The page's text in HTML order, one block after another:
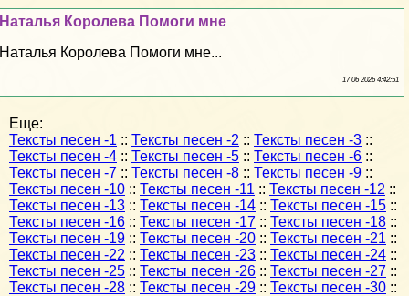
Наталья Королева Помоги мне
Наталья Королева Помоги мне...
17 06 2026 4:42:51
Еще:
Тексты песен -1 :: Тексты песен -2 :: Тексты песен -3 ::
Тексты песен -4 :: Тексты песен -5 :: Тексты песен -6 ::
Тексты песен -7 :: Тексты песен -8 :: Тексты песен -9 ::
Тексты песен -10 :: Тексты песен -11 :: Тексты песен -12 ::
Тексты песен -13 :: Тексты песен -14 :: Тексты песен -15 ::
Тексты песен -16 :: Тексты песен -17 :: Тексты песен -18 ::
Тексты песен -19 :: Тексты песен -20 :: Тексты песен -21 ::
Тексты песен -22 :: Тексты песен -23 :: Тексты песен -24 ::
Тексты песен -25 :: Тексты песен -26 :: Тексты песен -27 ::
Тексты песен -28 :: Тексты песен -29 :: Тексты песен -30 ::